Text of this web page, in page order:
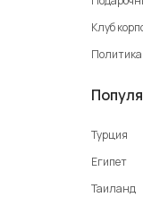
Клуб
Турция
Египет
Таиланд